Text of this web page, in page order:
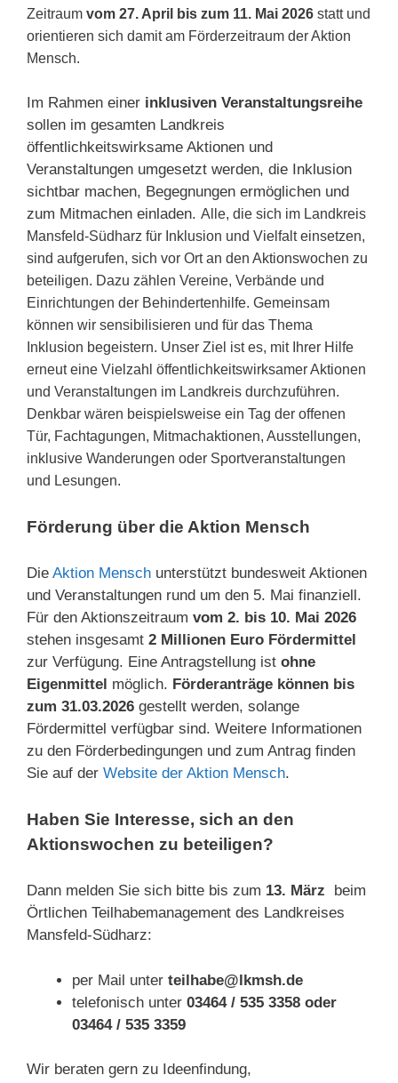
Zeitraum vom 27. April bis zum 11. Mai 2026 statt und
orientieren sich damit am Förderzeitraum der Aktion
Mensch.
Im Rahmen einer inklusiven Veranstaltungsreihe
sollen im gesamten Landkreis
öffentlichkeitswirksame Aktionen und
Veranstaltungen umgesetzt werden, die Inklusion
sichtbar machen, Begegnungen ermöglichen und
zum Mitmachen einladen. Alle, die sich im Landkreis
Mansfeld-Südharz für Inklusion und Vielfalt einsetzen,
sind aufgerufen, sich vor Ort an den Aktionswochen zu
beteiligen. Dazu zählen Vereine, Verbände und
Einrichtungen der Behindertenhilfe. Gemeinsam
können wir sensibilisieren und für das Thema
Inklusion begeistern. Unser Ziel ist es, mit Ihrer Hilfe
erneut eine Vielzahl öffentlichkeitswirksamer Aktionen
und Veranstaltungen im Landkreis durchzuführen.
Denkbar wären beispielsweise ein Tag der offenen
Tür, Fachtagungen, Mitmachaktionen, Ausstellungen,
inklusive Wanderungen oder Sportveranstaltungen
und Lesungen.
Förderung über die Aktion Mensch
Die Aktion Mensch unterstützt bundesweit Aktionen
und Veranstaltungen rund um den 5. Mai finanziell.
Für den Aktionszeitraum vom 2. bis 10. Mai 2026
stehen insgesamt 2 Millionen Euro Fördermittel
zur Verfügung. Eine Antragstellung ist ohne
Eigenmittel möglich. Förderanträge können bis
zum 31.03.2026 gestellt werden, solange
Fördermittel verfügbar sind. Weitere Informationen
zu den Förderbedingungen und zum Antrag finden
Sie auf der Website der Aktion Mensch.
Haben Sie Interesse, sich an den
Aktionswochen zu beteiligen?
Dann melden Sie sich bitte bis zum 13. März beim
Örtlichen Teilhabemanagement des Landkreises
Mansfeld-Südharz:
per Mail unter teilhabe@lkmsh.de
telefonisch unter 03464 / 535 3358 oder
03464 / 535 3359
Wir beraten gern zu Ideenfindung,